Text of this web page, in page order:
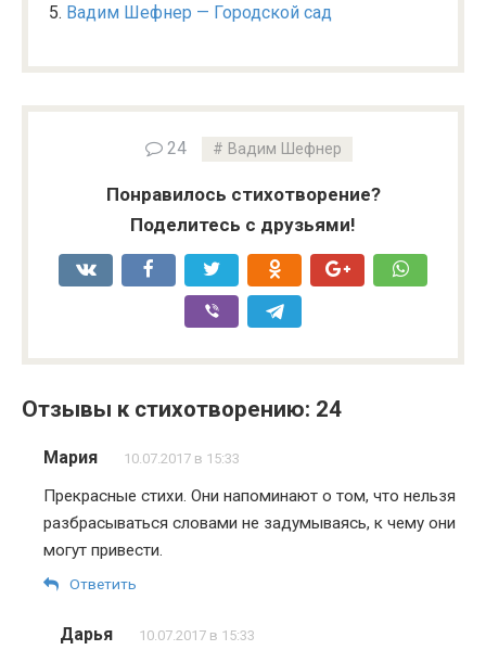
Вадим Шефнер — Городской сад
24 Вадим Шефнер
Понравилось стихотворение?
Поделитесь с друзьями!
Отзывы к стихотворению: 24
Мария 10.07.2017 в 15:33
Прекрасные стихи. Они напоминают о том, что нельзя
разбрасываться словами не задумываясь, к чему они
могут привести.
Ответить
Дарья 10.07.2017 в 15:33